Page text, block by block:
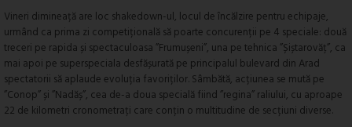
Vineri dimineață are loc shakedown-ul, locul de încălzire pentru echipaje,
urmând ca prima zi competițională să poarte concurenții pe 4 speciale: două
treceri pe rapida și spectaculoasa ”Frumușeni”, una pe tehnica ”Șiștarovăț”, ca
mai apoi pe superspeciala desfășurată pe principalul bulevard din Arad
spectatorii să aplaude evoluția favoriților. Sâmbătă, acțiunea se mută pe
”Conop” și ”Nadăș”, cea de-a doua specială fiind ”regina” raliului, cu aproape
22 de kilometri cronometrați care conțin o multitudine de secțiuni diverse.